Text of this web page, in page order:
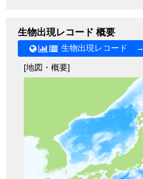
生物出現レコード 概要
生物出現レコード →
[地図・概要]